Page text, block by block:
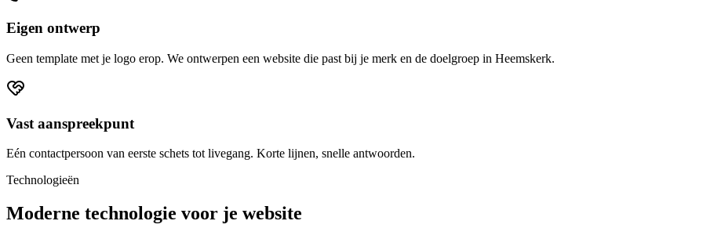
Eigen ontwerp
Geen template met je logo erop. We ontwerpen een website die past bij je merk en de doelgroep in Heemskerk.
Vast aanspreekpunt
Eén contactpersoon van eerste schets tot livegang. Korte lijnen, snelle antwoorden.
Technologieën
Moderne technologie voor je website